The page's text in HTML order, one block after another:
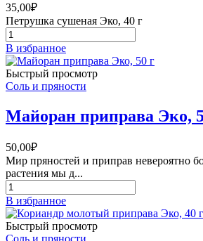
35,00₽
Петрушка сушеная Эко, 40 г
Количество
товара
Петрушка
сушеная
Эко,
г
В избранное
Быстрый просмотр
Соль и пряности
Майоран приправа Эко,
50,00₽
Мир пряностей и приправ невероятно
растения мы д...
Количество
товара
Майоран
приправа
Эко,
В избранное
Быстрый просмотр